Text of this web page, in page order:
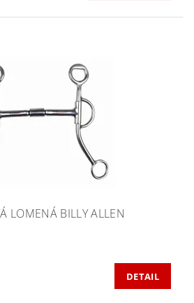
LOMENÁ BILLY ALLEN
DETAIL